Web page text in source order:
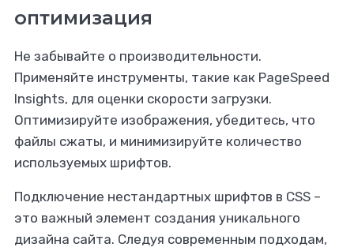
оптимизация
Не забывайте о производительности.
Применяйте инструменты, такие как PageSpeed
Insights, для оценки скорости загрузки.
Оптимизируйте изображения, убедитесь, что
файлы сжаты, и минимизируйте количество
используемых шрифтов.
Подключение нестандартных шрифтов в CSS –
это важный элемент создания уникального
дизайна сайта. Следуя современным подходам,